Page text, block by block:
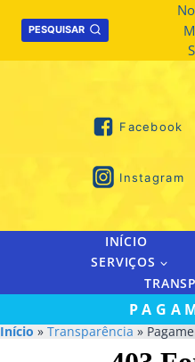
PESQUISAR
Facebook
Instagram
INÍCIO
SERVIÇOS
Início » Transparência »